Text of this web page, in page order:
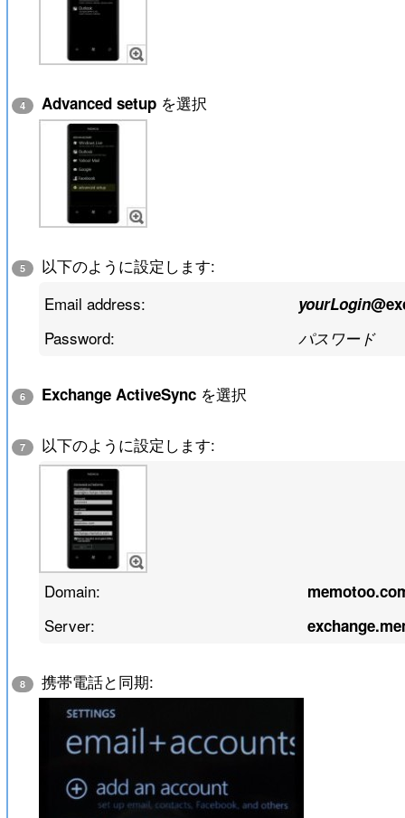
4 Advanced setupを選択
5
以下のように設定します:
Email address:
yourLogin
Password: パスワード
6 Exchange ActiveSyncを選択
7 以下のように設定します:
Domain:
Server:
8 携帯電話と同期: